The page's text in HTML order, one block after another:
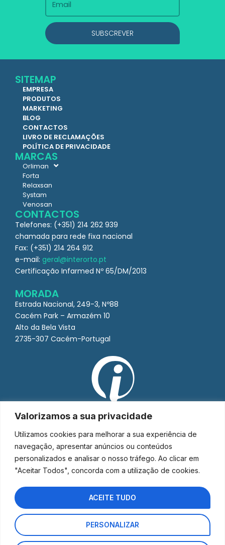
Valorizamos a sua privacidade
Utilizamos cookies para melhorar a sua experiência de
navegação, apresentar anúncios ou conteúdos
personalizados e analisar o nosso tráfego. Ao clicar em
"Aceitar Todos", concorda com a utilização de cookies.
PERSONALIZAR
ACEITE TUDO
SUBSCREVER
SITEMAP
EMPRESA
PRODUTOS
MARKETING
BLOG
CONTACTOS
LIVRO DE RECLAMAÇÕES
POLÍTICA DE PRIVACIDADE
MARCAS
Orliman
Forta
Relaxsan
Systam
Venosan
CONTACTOS
Telefones: (+351) 214 262 939
chamada para rede fixa nacional
Fax: (+351) 214 264 912
e-mail: geral@interorto.pt
Certificação Infarmed Nº 65/DM/2013
MORADA
Estrada Nacional, 249-3, Nº88
Cacém Park – Armazém 10
Alto da Bela Vista
2735-307 Cacém-Portugal
Interorto © 2026 - Todos os direitos reservados.